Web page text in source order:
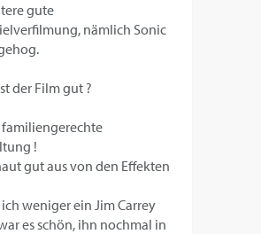
gute
nämlich Sonic
der Film gut ?
!
gut aus von den Effekten
weniger ein Jim Carrey
es schön, ihn nochmal in